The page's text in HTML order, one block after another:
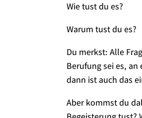
Wie tust du es?
Warum tust du es?
Du merkst: Alle
Berufung sei es,
dann ist auch das
Aber kommst du